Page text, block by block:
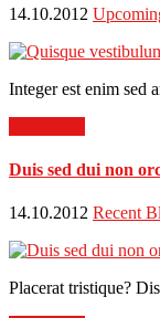
14.10.2012
Integer est enim sed
Duis sed dui non
14.10.2012 Recent
Placerat tristique?